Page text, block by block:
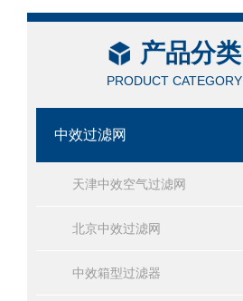
产品分类
PRODUCT CATEGORY
中效过滤网
天津中效空气过滤网
北京中效过滤网
中效箱型过滤器